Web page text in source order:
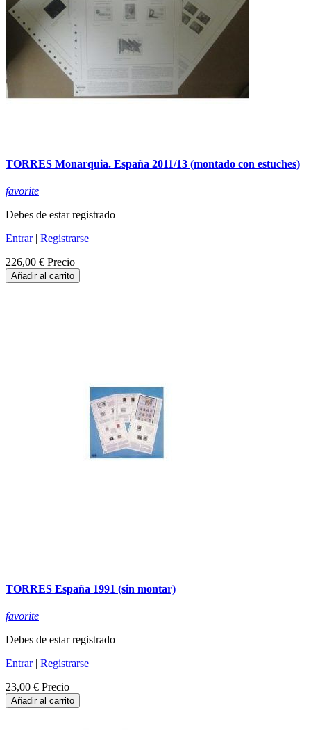
TORRES Monarquia. España 2011/13 (montado con estuches)
favorite
Debes de estar registrado
Entrar| Registrarse
226,00 € Precio
Añadir al carrito
TORRES España 1991 (sin montar)
favorite
Debes de estar registrado
Entrar| Registrarse
23,00 € Precio
Añadir al carrito